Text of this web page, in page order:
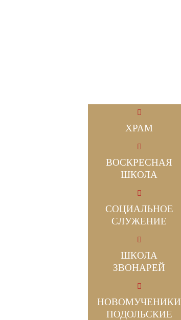
ХРАМ
ВОСКРЕСНАЯ
ШКОЛА
СОЦИАЛЬНОЕ
СЛУЖЕНИЕ
ШКОЛА
ЗВОНАРЕЙ
НОВОМУЧЕНИКИ
ПОДОЛЬСКИЕ